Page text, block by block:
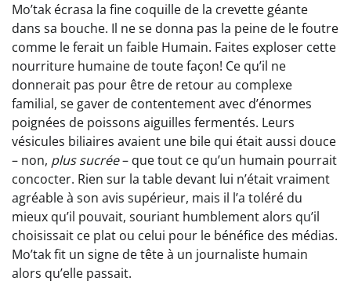
Mo’tak écrasa la fine coquille de la crevette géante
dans sa bouche. Il ne se donna pas la peine de le foutre
comme le ferait un faible Humain. Faites exploser cette
nourriture humaine de toute façon! Ce qu’il ne
donnerait pas pour être de retour au complexe
familial, se gaver de contentement avec d’énormes
poignées de poissons aiguilles fermentés. Leurs
vésicules biliaires avaient une bile qui était aussi douce
– non, plus sucrée– que tout ce qu’un humain pourrait
concocter. Rien sur la table devant lui n’était vraiment
agréable à son avis supérieur, mais il l’a toléré du
mieux qu’il pouvait, souriant humblement alors qu’il
choisissait ce plat ou celui pour le bénéfice des médias.
Mo’tak fit un signe de tête à un journaliste humain
alors qu’elle passait.